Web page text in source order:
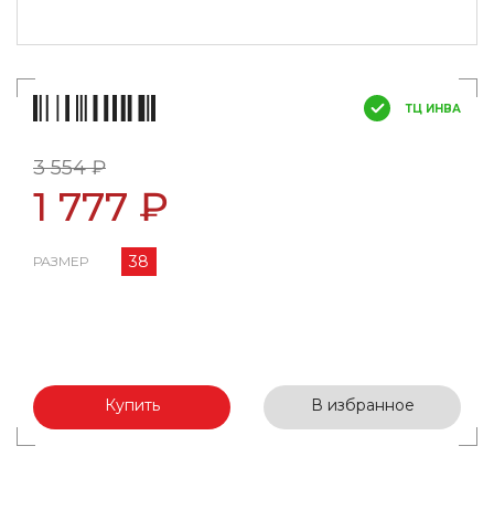
ТЦ ИНВА
3 554 ₽
1 777 ₽
РАЗМЕР 38
Купить В избранное